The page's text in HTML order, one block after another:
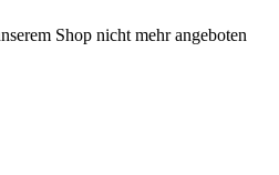
Shop nicht mehr angeboten